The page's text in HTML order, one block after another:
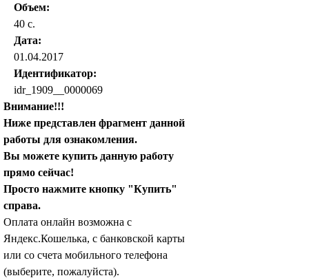
Объем:
40 с.
Дата:
01.04.2017
Идентификатор:
idr_1909__0000069
Внимание!!!
Ниже представлен фрагмент данной
работы для ознакомления.
Вы можете купить данную работу
прямо сейчас!
Просто нажмите кнопку "Купить"
справа.
Оплата онлайн возможна с
Яндекс.Кошелька, с банковской карты
или со счета мобильного телефона
(выберите, пожалуйста).